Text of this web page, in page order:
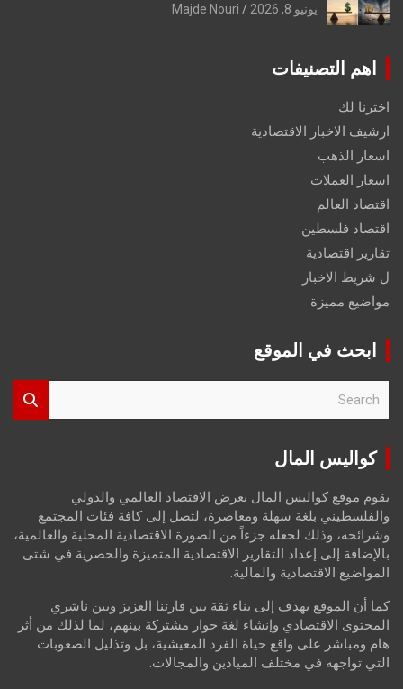
يونيو 8, 2026 Majde Nouri
اهم التصنيفات
اخترنا لك
ارشيف الاخبار الاقتصادية
اسعار الذهب
اسعار العملات
اقتصاد العالم
اقتصاد فلسطين
تقارير اقتصادية
ل شريط الاخبار
مواضيع مميزة
ابحث في الموقع
r
كواليس المال
يقوم موقع كواليس المال بعرض الاقتصاد العالمي والدولي
والفلسطيني بلغة سهلة ومعاصرة، لتصل إلى كافة فئات المجتمع
وشرائحه، وذلك لجعله جزءاً من الصورة الاقتصادية المحلية والعالمية،
بالإضافة إلى إعداد التقارير الاقتصادية المتميزة والحصرية في شتى
المواضيع الاقتصادية والمالية.
كما أن الموقع يهدف إلى بناء ثقة بين قارئنا العزيز وبين ناشري
المحتوى الاقتصادي وإنشاء لغة حوار مشتركة بينهم، لما لذلك من أثر
هام ومباشر على واقع حياة الفرد المعيشية، بل وتذليل الصعوبات
التي تواجهه في مختلف الميادين والمجالات.